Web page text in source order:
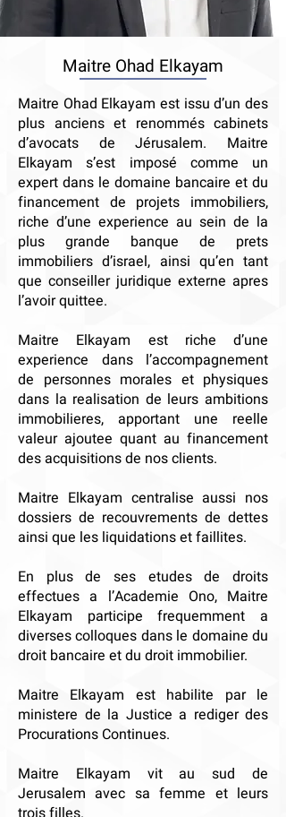
Maitre Ohad Elkayam
Maitre Ohad Elkayam est issu d’un des
plus anciens et renommés cabinets
d’avocats de Jérusalem. Maitre
Elkayam s’est imposé comme un
expert dans le domaine bancaire et du
financement de projets immobiliers,
riche d’une experience au sein de la
plus grande banque de prets
immobiliers d’israel, ainsi qu’en tant
que conseiller juridique externe apres
l’avoir quittee.
Maitre Elkayam est riche d’une
experience dans l’accompagnement
de personnes morales et physiques
dans la realisation de leurs ambitions
immobilieres, apportant une reelle
valeur ajoutee quant au financement
des acquisitions de nos clients.
Maitre Elkayam centralise aussi nos
dossiers de recouvrements de dettes
ainsi que les liquidations et faillites.
En plus de ses etudes de droits
effectues a l’Academie Ono, Maitre
Elkayam participe frequemment a
diverses colloques dans le domaine du
droit bancaire et du droit immobilier.
Maitre Elkayam est habilite par le
ministere de la Justice a rediger des
Procurations Continues.
Maitre Elkayam vit au sud de
Jerusalem avec sa femme et leurs